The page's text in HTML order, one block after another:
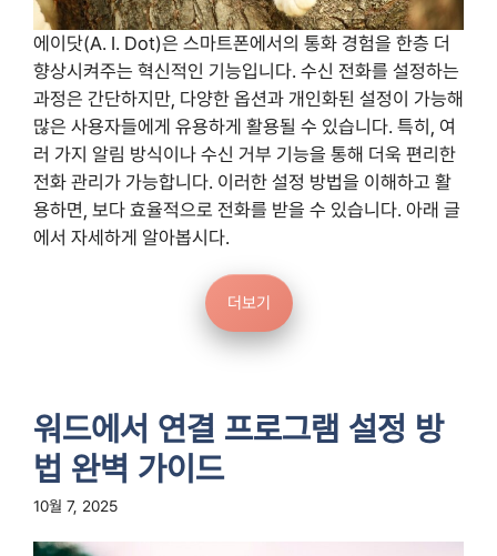
에이닷(A. I. Dot)은 스마트폰에서의 통화 경험을 한층 더
향상시켜주는 혁신적인 기능입니다. 수신 전화를 설정하는
과정은 간단하지만, 다양한 옵션과 개인화된 설정이 가능해
많은 사용자들에게 유용하게 활용될 수 있습니다. 특히, 여
러 가지 알림 방식이나 수신 거부 기능을 통해 더욱 편리한
전화 관리가 가능합니다. 이러한 설정 방법을 이해하고 활
용하면, 보다 효율적으로 전화를 받을 수 있습니다. 아래 글
에서 자세하게 알아봅시다.
더보기
워드에서 연결 프로그램 설정 방
법 완벽 가이드
10월 7, 2025